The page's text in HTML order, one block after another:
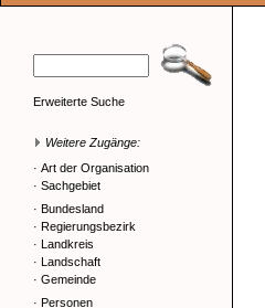
Erweiterte Suche
Weitere Zugänge:
· Art der Organisation
· Sachgebiet
· Bundesland
· Regierungsbezirk
· Landkreis
· Landschaft
· Gemeinde
· Personen